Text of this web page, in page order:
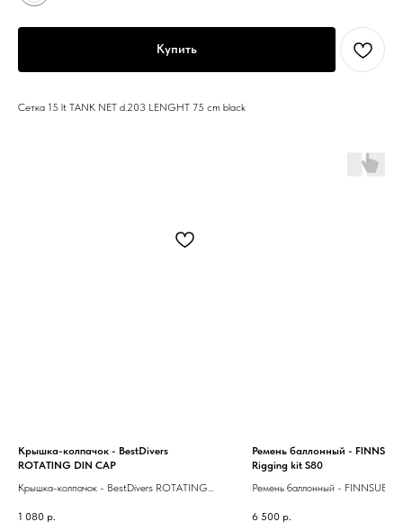
Купить
Сетка 15 lt TANK NET d.203 LENGHT 75 cm black
Крышка-колпачок - BestDivers
ROTATING DIN CAP
Крышка-колпачок - BestDivers ROTATING
1 080 р.
Ремень баллонный - FINNSUB
Rigging kit S80
Ремень баллонный - FINNSUB
6 500 р.